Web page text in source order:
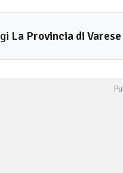
La Provincia di Varese